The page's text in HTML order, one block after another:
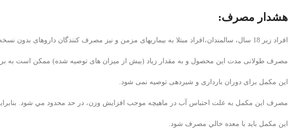
هشدار مصرف:
افراد زير 18 سال، سالمندان،افراد مبتلا به بيماريهای مزمن و نيز مصرف کنندگان داروهای بدون نسخه، قبل از مصرف اين فرآورده با پزشک خود مشورت نمايند.
مصرف طولانی مدت اين محصول و به مقدار زیاد (بیش از میزان های توصیه شده) ممکن است به
اين مکمل برای دوران بارداری و شيردهی توصيه نمی شود.
مصرف اين مکمل به علت احتباس آب در ماهيچه موجب افزايش وزن، در حد محدود مي شود.
اين مكمل بايد با معده خالي مصرف شود.